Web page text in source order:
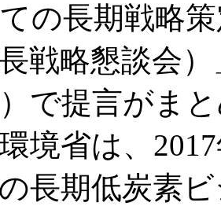
の長期戦略
戦略懇談会
で提言がま
境省は、
長期低炭素